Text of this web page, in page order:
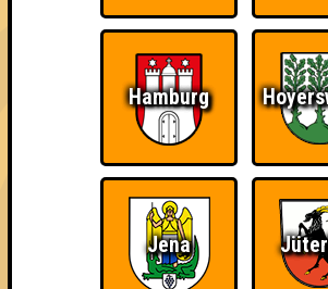
Ansonsten gilt wie immer: In drei
euch die Quizmaster allerlei Fragen zu
wahnsinnige Bilderrätsel, Computerstimmen
Spielchen um die Ohren!
Schnapp dir deine klügsten und
zeigt den anderen Teams, wo der Frosch
Gewinnt ihr, gibt es Schnaps, seid ihr
Schnaps, seid ihr glücklich, gibt es Schnaps.
Schnaps. Geschenkt.
Euer Hafenstube! ♥
Hamburg
Jena